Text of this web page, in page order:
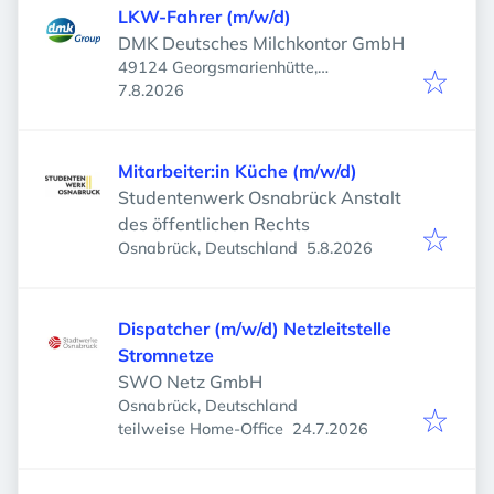
LKW-Fahrer (m/w/d)
DMK Deutsches Milchkontor GmbH
49124 Georgsmarienhütte,
Deutschland
Veröffentlicht
7.8.2026
Mitarbeiter:in Küche (m/w/d)
Studentenwerk Osnabrück Anstalt
des öffentlichen Rechts
Osnabrück, Deutschland Veröffentlicht
5.8.2026
Dispatcher (m/w/d) Netzleitstelle
Stromnetze
SWO Netz GmbH
Osnabrück, Deutschland
teilweise Home-Office Veröffentlicht
24.7.2026